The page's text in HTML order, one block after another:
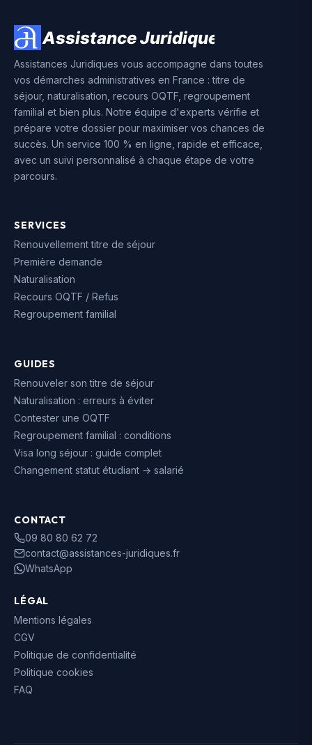
Assistances Juridiques vous accompagne dans toutes
vos démarches administratives en France : titre de
séjour, naturalisation, recours OQTF, regroupement
familial et bien plus. Notre équipe d'experts vérifie et
prépare votre dossier pour maximiser vos chances de
succès. Un service 100 % en ligne, rapide et efficace,
avec un suivi personnalisé à chaque étape de votre
parcours.
SERVICES
Renouvellement titre de séjour
Première demande
Naturalisation
Recours OQTF / Refus
Regroupement familial
GUIDES
Renouveler son titre de séjour
Naturalisation : erreurs à éviter
Contester une OQTF
Regroupement familial : conditions
Visa long séjour : guide complet
Changement statut étudiant → salarié
CONTACT
09 80 80 62 72
contact@assistances-juridiques.fr
WhatsApp
LÉGAL
Mentions légales
CGV
Politique de confidentialité
Politique cookies
FAQ